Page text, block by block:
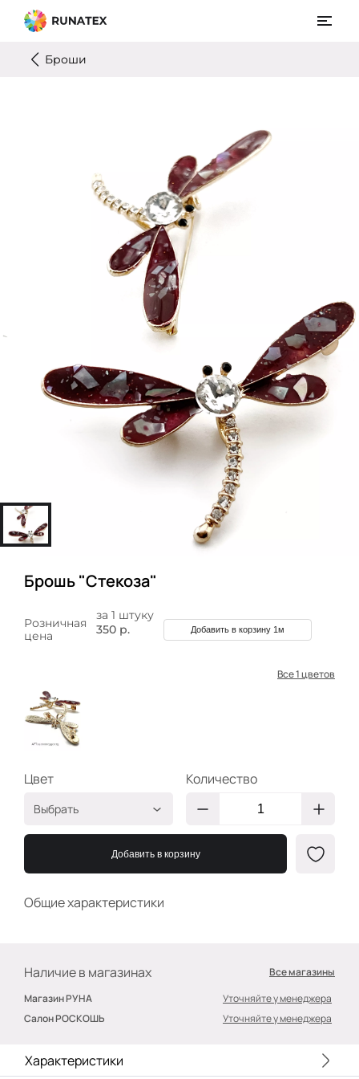
Броши
Брошь "Стекоза"
Общие характеристики
за 1 штуку
Розничная
цена
350 р. Добавить в корзину 1м
Все 1 цветов
Наличие в магазинах
Все магазины
Магазин РУНА
Уточняйте у менеджера
Салон РОСКОШЬ
Уточняйте у менеджера
Цвет
Выбрать
G/Красный
2400000390275
Количество
Добавить в корзину
Характеристики